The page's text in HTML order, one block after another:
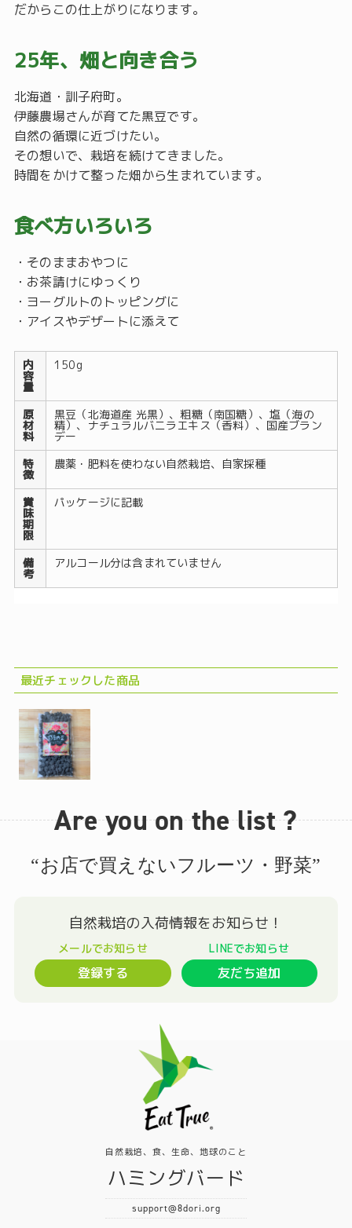
だからこの仕上がりになります。
25年、畑と向き合う
北海道・訓子府町。
伊藤農場さんが育てた黒豆です。
自然の循環に近づけたい。
その想いで、栽培を続けてきました。
時間をかけて整った畑から生まれています。
食べ方いろいろ
・そのままおやつに
・お茶請けにゆっくり
・ヨーグルトのトッピングに
・アイスやデザートに添えて
内
容
量
150g
原
材
料
黒豆（北海道産 光黒）、粗糖（南国糖）、塩（海の
精）、ナチュラルバニラエキス（香料）、国産ブラン
デー
特
徴
農薬・肥料を使わない自然栽培、自家採種
賞
味
期
限
パッケージに記載
備
考
アルコール分は含まれていません
最近チェックした商品
Are you on the list ?
“お店で買えないフルーツ・野菜”
登録する 友だち追加
自然栽培、食、生命、地球のこと
ハミングバード
support@8dori.org